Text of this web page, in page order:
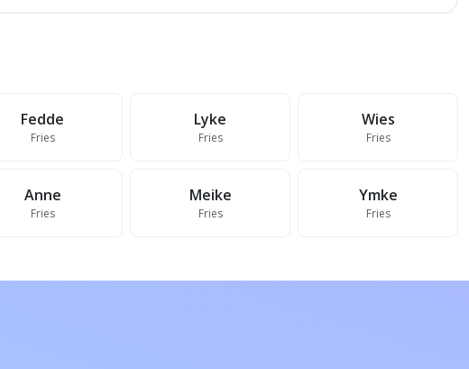
Fedde
Fries
Lyke
Fries
Wies
Fries
Anne
Fries
Meike
Fries
Ymke
Fries